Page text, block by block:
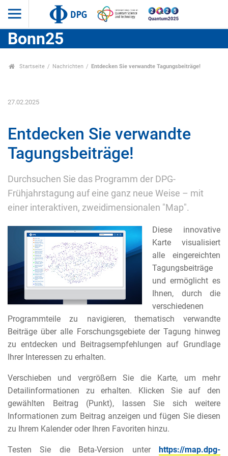
Bonn25
Startseite Nachrichten Entdecken Sie verwandte Tagungsbeiträge!
27.02.2025
Entdecken Sie verwandte
Tagungsbeiträge!
Durchsuchen Sie das Programm der DPG-
Frühjahrstagung auf eine ganz neue Weise – mit
einer interaktiven, zweidimensionalen "Map".
Diese innovative
Karte visualisiert
alle eingereichten
Tagungsbeiträge
und ermöglicht es
Ihnen, durch die
verschiedenen
Programmteile zu navigieren, thematisch verwandte
Beiträge über alle Forschungsgebiete der Tagung hinweg
zu entdecken und Beitragsempfehlungen auf Grundlage
Ihrer Interessen zu erhalten.
Verschieben und vergrößern Sie die Karte, um mehr
Detailinformationen zu erhalten. Klicken Sie auf den
gewählten Beitrag (Punkt), lassen Sie sich weitere
Informationen zum Beitrag anzeigen und fügen Sie diesen
zu Ihrem Kalender oder Ihren Favoriten hinzu.
Testen Sie die Beta-Version unter https://map.dpg-